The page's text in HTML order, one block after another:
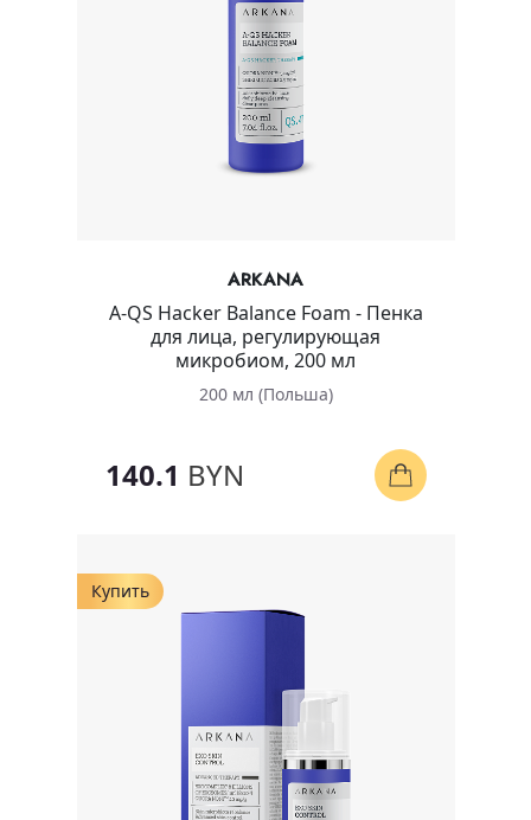
ARKANA
A-QS Hacker Balance Foam - Пенка
для лица, регулирующая
микробиом, 200 мл
200 мл (Польша)
140.1 BYN
Купить